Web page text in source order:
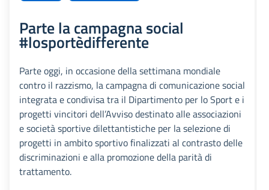
Parte la campagna social
#losportèdifferente
Parte oggi, in occasione della settimana mondiale
contro il razzismo, la campagna di comunicazione social
integrata e condivisa tra il Dipartimento per lo Sport e i
progetti vincitori dell’Avviso destinato alle associazioni
e società sportive dilettantistiche per la selezione di
progetti in ambito sportivo finalizzati al contrasto delle
discriminazioni e alla promozione della parità di
trattamento.